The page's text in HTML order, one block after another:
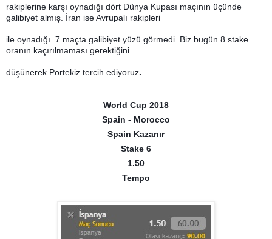
rakiplerine karşı oynadığı dört Dünya Kupası maçının üçünde
galibiyet almış. İran ise Avrupalı rakipleri
ile oynadığı 7 maçta galibiyet yüzü görmedi. Biz bugün 8 stake
oranın kaçırılmaması gerektiğini
düşünerek Portekiz tercih ediyoruz.
World Cup 2018
Spain - Morocco
Spain Kazanır
Stake 6
1.50
Tempo